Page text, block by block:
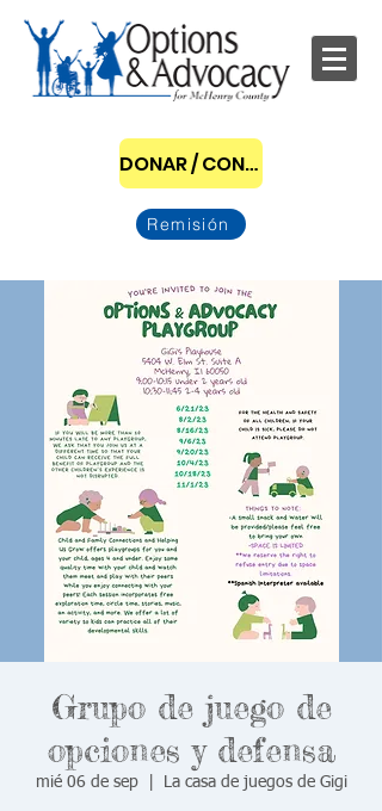
DONAR / CONVERTIRSE EN PATROCINADOR
Remisión
Grupo de juego de
opciones y defensa
mié 06 de sep
  |
La casa de juegos de Gigi